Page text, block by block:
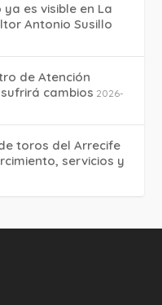
es visible en La
Antonio Susillo
de Atención
cambios 2026-
toros del Arrecife
servicios y